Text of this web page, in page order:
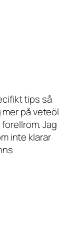
tips så
mer på veteöl
Jag
inte klarar